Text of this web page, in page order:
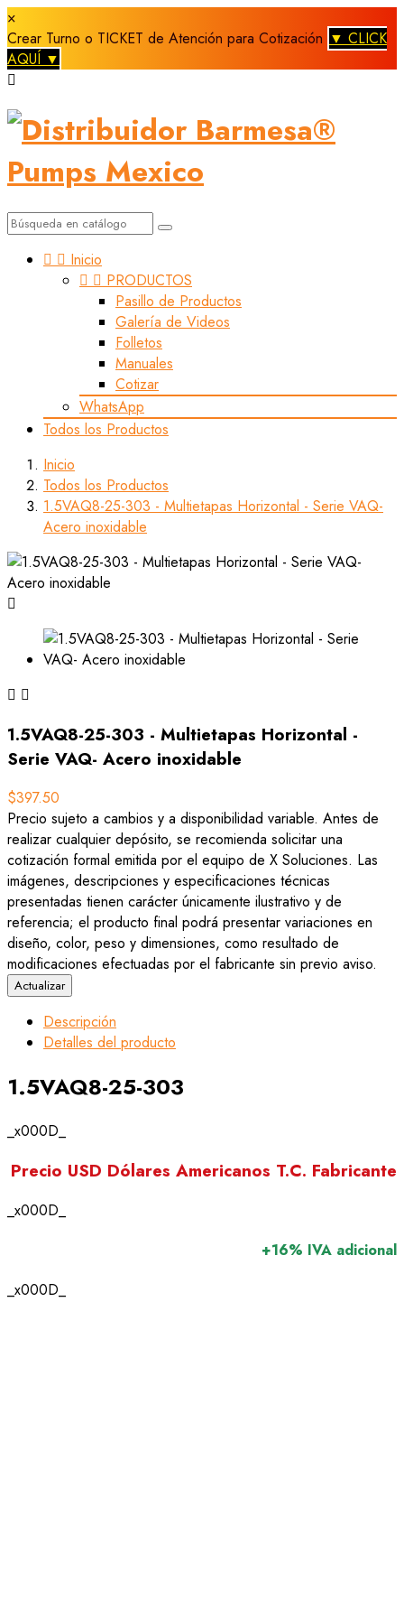
×
Crear Turno o TICKET de Atención para Cotización ▼ CLICK
AQUÍ ▼

  Inicio
  PRODUCTOS
Pasillo de Productos
Galería de Videos
Folletos
Manuales
Cotizar
WhatsApp
Todos los Productos
Inicio
Todos los Productos
1.5VAQ8-25-303 - Multietapas Horizontal - Serie VAQ-
Acero inoxidable

 
1.5VAQ8-25-303 - Multietapas Horizontal -
Serie VAQ- Acero inoxidable
$397.50
Precio sujeto a cambios y a disponibilidad variable. Antes de
realizar cualquier depósito, se recomienda solicitar una
cotización formal emitida por el equipo de X Soluciones. Las
imágenes, descripciones y especificaciones técnicas
presentadas tienen carácter únicamente ilustrativo y de
referencia; el producto final podrá presentar variaciones en
diseño, color, peso y dimensiones, como resultado de
modificaciones efectuadas por el fabricante sin previo aviso.
Descripción
Detalles del producto
1.5VAQ8-25-303
_x000D_
Precio USD Dólares Americanos T.C. Fabricante
_x000D_
+16% IVA adicional
_x000D_